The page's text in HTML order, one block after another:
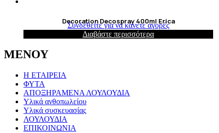
Decoration Decospray 400ml Erica
Συνδεθείτε για να κάνετε αγορές
Διαβάστε περισσότερα
ΜΕΝΟΥ
Η ΕΤΑΙΡΕΙΑ
ΦΥΤΑ
ΑΠΟΞΗΡΑΜΕΝΑ ΛΟΥΛΟΥΔΙΑ
Υλικά ανθοπωλείου
Υλικά συσκευασίας
ΛΟΥΛΟΥΔΙΑ
ΕΠΙΚΟΙΝΩΝΙΑ